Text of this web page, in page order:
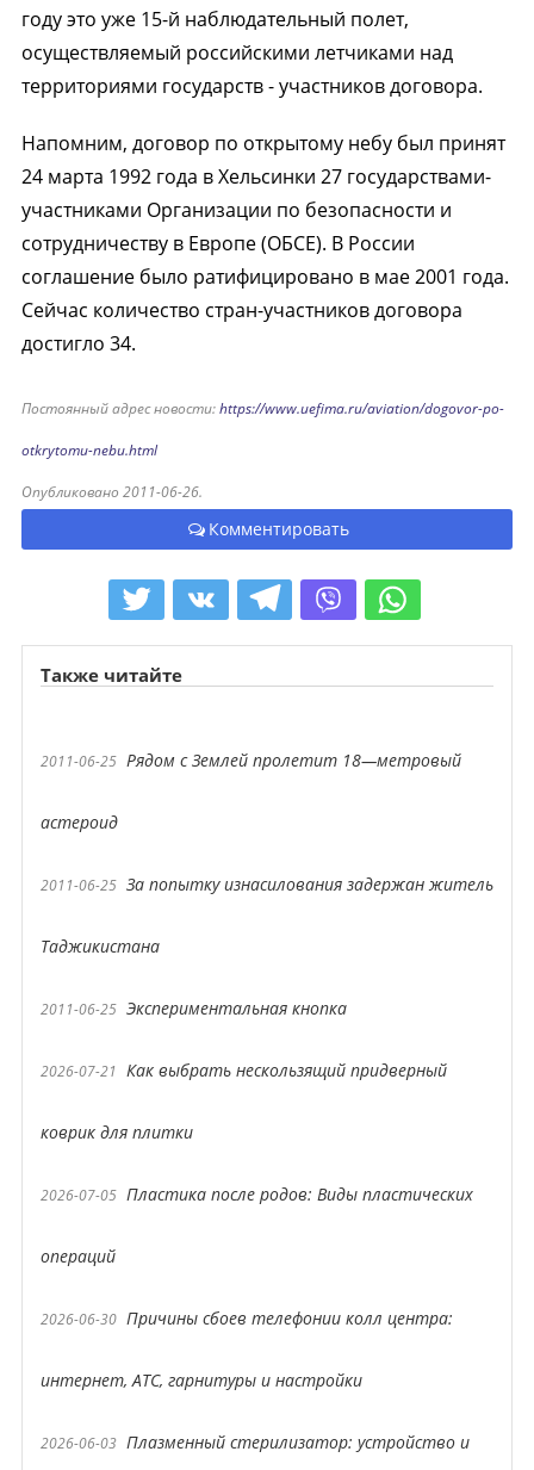
году это уже 15-й наблюдательный полет,
осуществляемый российскими летчиками над
территориями государств - участников договора.
Напомним, договор по открытому небу был принят
24 марта 1992 года в Хельсинки 27 государствами-
участниками Организации по безопасности и
сотрудничеству в Европе (ОБСЕ). В России
соглашение было ратифицировано в мае 2001 года.
Сейчас количество стран-участников договора
достигло 34.
Постоянный адрес новости:https://www.uefima.ru/aviation/dogovor-po-
otkrytomu-nebu.html
Опубликовано 2011-06-26.
Комментировать
Также читайте
2011-06-25 Рядом с Землей пролетит 18—метровый
астероид
2011-06-25 За попытку изнасилования задержан житель
Таджикистана
2011-06-25 Экспериментальная кнопка
2026-07-21 Как выбрать нескользящий придверный
коврик для плитки
2026-07-05 Пластика после родов: Виды пластических
операций
2026-06-30 Причины сбоев телефонии колл центра:
интернет, АТС, гарнитуры и настройки
2026-06-03 Плазменный стерилизатор: устройство и